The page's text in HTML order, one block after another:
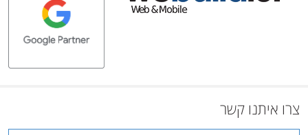
צרו איתנו קשר